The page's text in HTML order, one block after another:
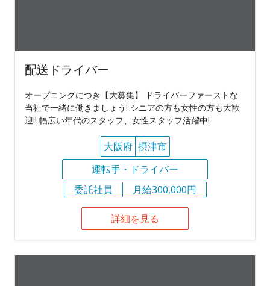
配送ドライバー
オープニングにつき【大募集】 ドライバーファーストな
当社で一緒に働きましょう! シニアの方も女性の方も大歓
迎!! 幅広い年代のスタッフ、女性スタッフ活躍中!
大阪府 摂津市
運転手・ドライバー
委託社員
月給300,000円
詳細を見る